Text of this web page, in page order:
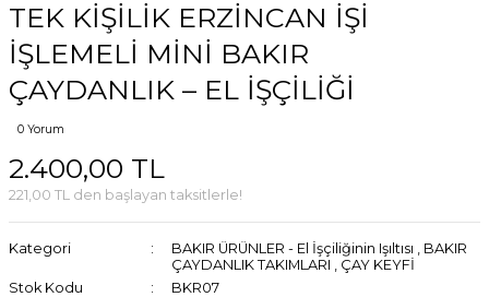
TEK KİŞİLİK ERZİNCAN İŞİ
İŞLEMELİ MİNİ BAKIR
ÇAYDANLIK – EL İŞÇİLİĞİ
0 Yorum
2.400,00 TL
221,00 TL den başlayan taksitlerle!
Kategori BAKIR ÜRÜNLER - El İşçiliğinin Işıltısı , BAKIR
ÇAYDANLIK TAKIMLARI , ÇAY KEYFİ
Stok Kodu
BKR07